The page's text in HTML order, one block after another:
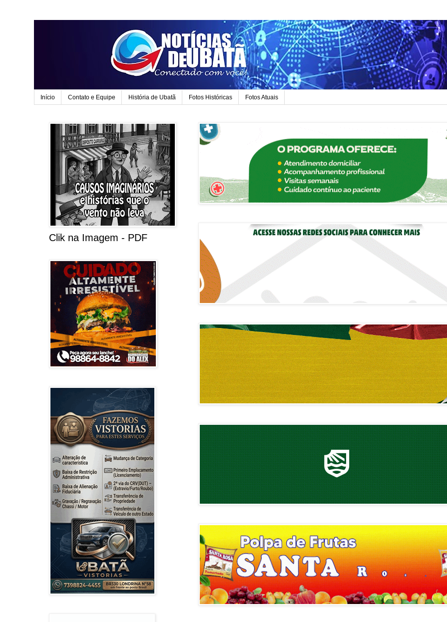
Início Contato e Equipe História de Ubatã Fotos Históricas Fotos Atuais
Clik na Imagem - PDF